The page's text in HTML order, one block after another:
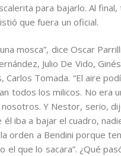
para bajarlo. Al
que fuera un oficial.
mosca”, dice Oscar
Julio De Vido,
Tomada. “El aire
todos los milicos. No era
Y Nestor, serio,
él iba a bajar el cuadro,
orden a Bendini porque
el que lo sacara”. ¿Qué